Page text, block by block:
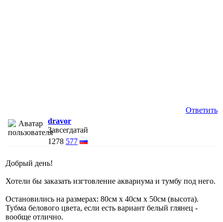
Ответить
dravor
Завсегдатай
1278 577
Добрый день!
Хотели бы заказать изгтовление аквариума и тумбу под него.
Остановились на размерах: 80см x 40см x 50см (высота).
Тубма белового цвета, если есть вариант белый глянец -
вообще отлично.